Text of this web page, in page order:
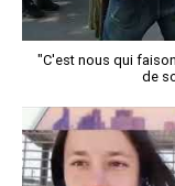
"C'est nous qui
de